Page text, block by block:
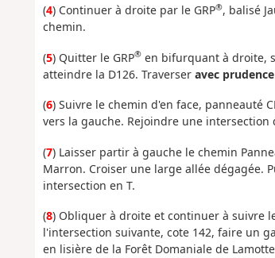
(4) Continuer à droite par le GRP®, balisé
chemin.
(5) Quitter le GRP®en bifurquant à droite,
atteindre la D126. Traverser avec prudence
(6) Suivre le chemin d'en face, panneauté
vers la gauche. Rejoindre une intersection
(7) Laisser partir à gauche le chemin
Marron. Croiser une large allée dégagée.
intersection en T.
(8) Obliquer à droite et continuer à suivre
l'intersection suivante, cote 142, faire un
en lisière de la Forêt Domaniale de